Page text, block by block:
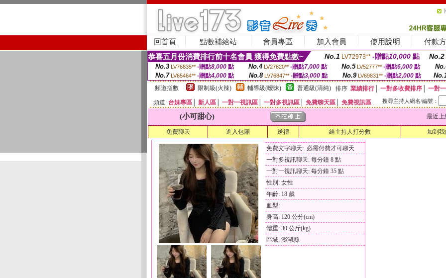
回首頁 點數補給站 會員專區 加入會員 使用說明 付款
恭喜五月份消費排行前十名會員 獲得免費點數~ No.1 LV72973** -贈點10,000 點 No.2
No.3 LV76835** -贈點8,000點 No.4 LV27620** -贈點7,000點 No.5 LV52777** -贈點6,000點
No.7 LV65464** -贈點4,000 點 No.8 LV76847** -贈點3,000 點 No.9 LV69831** -贈點2,000點
頻道指數
限制級(火辣) 輔導級(曖昧) 普通級(清純) 排序 業績排行│ 一對多收費排序
一對
頻道 台妹專區 新人區 一對一視訊區 一對多視訊區 免費聊天區 免費視訊區 搜尋主持人網名/編號：
(小可甜心) 最近上
免費聊天 進入包廂 送禮 給主持人打分數 加到
免費文字聊天: 必需付費才可聊天
一對多視訊聊天: 每分鐘 8 點
一對一視訊聊天: 每分鐘 35 點
性別: 女性
年齡: 18 歲
血型:
身高: 120 公分(cm)
體重: 30 公斤(kg)
區域: 澎湖縣